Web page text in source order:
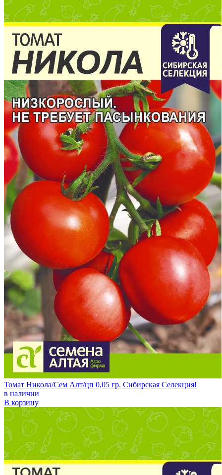
Томат Никола/Сем Алт/цп 0,05 гр. Сибирская Селекция!
в наличии
В корзину